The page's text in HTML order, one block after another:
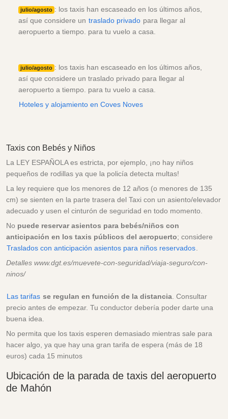
julio/agosto : los taxis han escaseado en los últimos años,
así que considere un traslado privado para llegar al
aeropuerto a tiempo. para tu vuelo a casa.
julio/agosto : los taxis han escaseado en los últimos años,
así que considere un traslado privado para llegar al
aeropuerto a tiempo. para tu vuelo a casa.
Hoteles y alojamiento en Coves Noves
Taxis con Bebés y Niños
La LEY ESPAÑOLA es estricta, por ejemplo, ¡no hay niños
pequeños de rodillas ya que la policía detecta multas!
La ley requiere que los menores de 12 años (o menores de 135
cm) se sienten en la parte trasera del Taxi con un asiento/elevador
adecuado y usen el cinturón de seguridad en todo momento.
No puede reservar asientos para bebés/niños con
anticipación en los taxis públicos del aeropuerto; considere
Traslados con anticipación asientos para niños reservados
Detalles www.dgt.es/muevete-con-seguridad/viaja-seguro/con-
ninos/
Las tarifas se regulan en función de la distancia . Consultar
precio antes de empezar. Tu conductor debería poder darte una
buena idea.
No permita que los taxis esperen demasiado mientras sale para
hacer algo, ya que hay una gran tarifa de espera (más de 18
euros) cada 15 minutos
Ubicación de la parada de taxis del aeropuerto
de Mahón